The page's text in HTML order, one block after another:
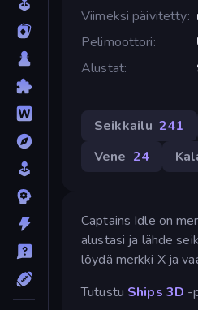
Viimeksi päivitetty
Pelimoottori
Alustat
Seikkailu 241
Vene 24
Captains Idle on
alustasi ja lähde
löydä merkki X ja
Tutustu Ships 3D -